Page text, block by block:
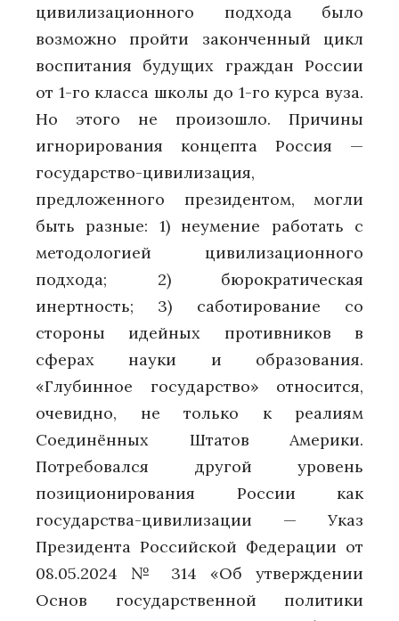
цивилизационного подхода было
возможно пройти законченный цикл
воспитания будущих граждан России
от 1-го класса школы до 1-го курса вуза.
Но этого не произошло. Причины
игнорирования концепта Россия —
государство-цивилизация,
предложенного президентом, могли
быть разные: 1) неумение работать с
методологией цивилизационного
подхода; 2) бюрократическая
инертность; 3) саботирование со
стороны идейных противников в
сферах науки и образования.
«Глубинное государство» относится,
очевидно, не только к реалиям
Соединённых Штатов Америки.
Потребовался другой уровень
позиционирования России как
государства-цивилизации — Указ
Президента Российской Федерации от
08.05.2024 № 314 «Об утверждении
Основ государственной политики